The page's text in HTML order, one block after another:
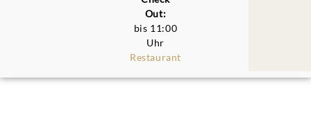
Out:
bis 11:00
Uhr
Restaurant